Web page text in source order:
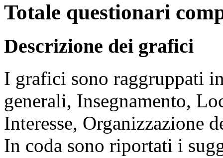
Totale questionari
Descrizione dei grafici
I grafici sono raggruppati
generali, Insegnamento,
Interesse, Organizzazione
In coda sono riportati i